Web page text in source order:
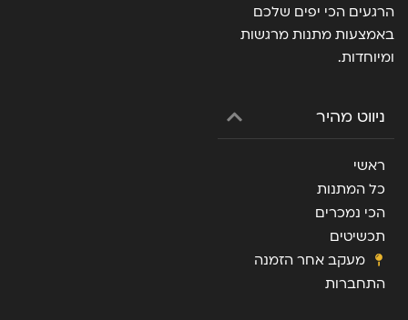
הרגעים הכי יפים שלכם
באמצעות מתנות מרגשות
ומיוחדות.
ניווט מהיר
ראשי
כל המתנות
הכי נמכרים
תכשיטים
מעקב אחר הזמנה
התחברות